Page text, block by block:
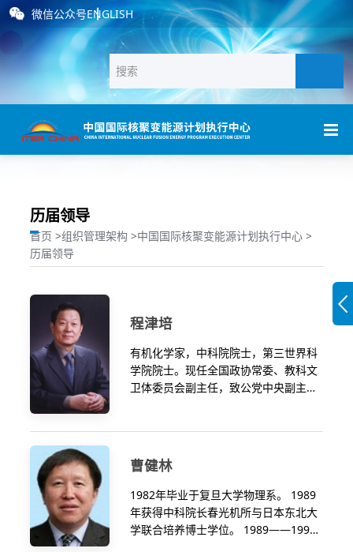
微信公众号ENGLISH
历届领导
首页 >组织管理架构 >中国国际核聚变能源计划执行中心 >
历届领导
程津培
有机化学家，中科院院士，第三世界科
学院院士。现任全国政协常委、教科文
卫体委员会副主任，致公党中央副主
(NO)转移的热力学驱动力和机理、
NADH辅酶模型反应机理、负氢热力
学、叶立德(Ylide)稳定性的统一标度和
有机小分子催化不对称有机合成等方面
作出了系统性和创新性的工作。2001年
曹健林
1982年毕业于复旦大学物理系。 1989
年获得中科院长春光机所与日本东北大
学联合培养博士学位。 1989——1992